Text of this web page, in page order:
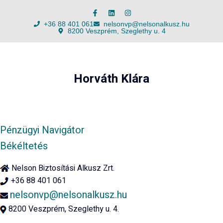
+36 88 401 061
nelsonvp@nelsonalkusz.hu
8200 Veszprém, Szeglethy u. 4
Horváth Klára
Pénzügyi Navigátor
Békéltetés
Nelson Biztosítási Alkusz Zrt.
+36 88 401 061
nelsonvp@nelsonalkusz.hu
8200 Veszprém, Szeglethy u. 4.